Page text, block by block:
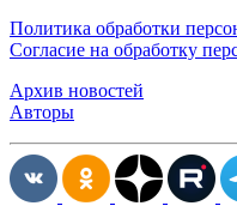
Политика обработки
Согласие на обработку
Архив новостей
Авторы